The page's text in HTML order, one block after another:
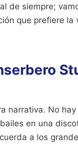
de siempre;
que prefiere la
narrativa. No
en una
a los